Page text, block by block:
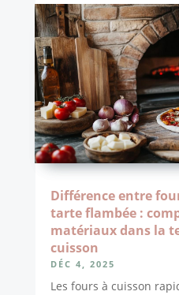
Différence entre
tarte flambée :
matériaux dans la
cuisson
DÉC 4, 2025
Les fours à cuisson